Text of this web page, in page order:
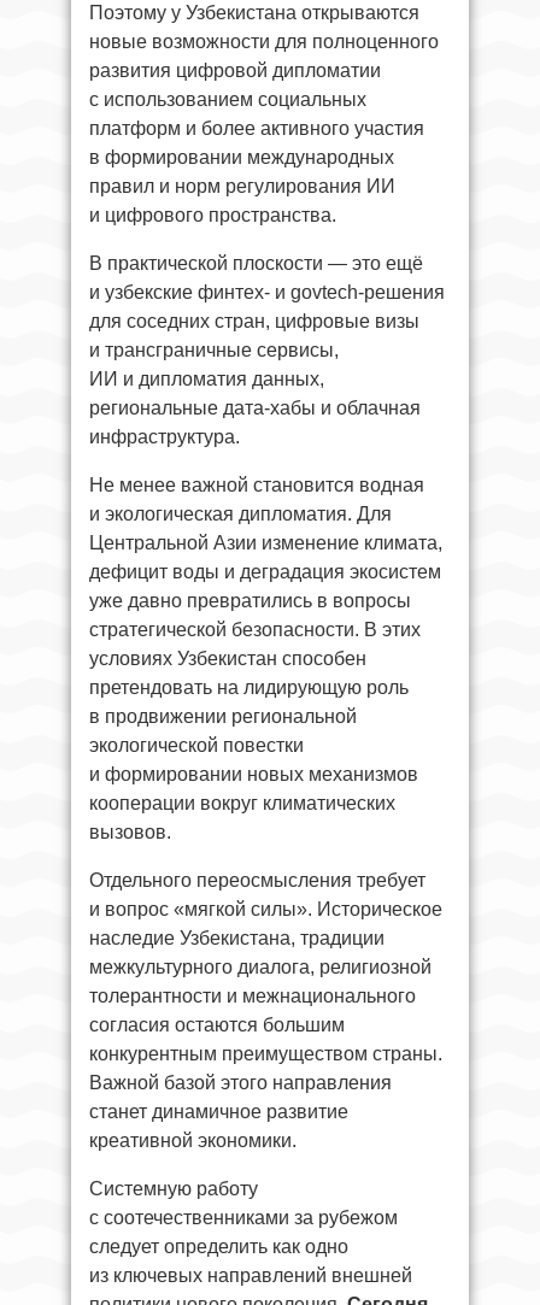
Поэтому у Узбекистана открываются
новые возможности для полноценного
развития цифровой дипломатии
с использованием социальных
платформ и более активного участия
в формировании международных
правил и норм регулирования ИИ
и цифрового пространства.
В практической плоскости — это ещё
и узбекские финтех- и govtech-решения
для соседних стран, цифровые визы
и трансграничные сервисы,
ИИ и дипломатия данных,
региональные дата-хабы и облачная
инфраструктура.
Не менее важной становится водная
и экологическая дипломатия. Для
Центральной Азии изменение климата,
дефицит воды и деградация экосистем
уже давно превратились в вопросы
стратегической безопасности. В этих
условиях Узбекистан способен
претендовать на лидирующую роль
в продвижении региональной
экологической повестки
и формировании новых механизмов
кооперации вокруг климатических
вызовов.
Отдельного переосмысления требует
и вопрос «мягкой силы». Историческое
наследие Узбекистана, традиции
межкультурного диалога, религиозной
толерантности и межнационального
согласия остаются большим
конкурентным преимуществом страны.
Важной базой этого направления
станет динамичное развитие
креативной экономики.
Системную работу
с соотечественниками за рубежом
следует определить как одно
из ключевых направлений внешней